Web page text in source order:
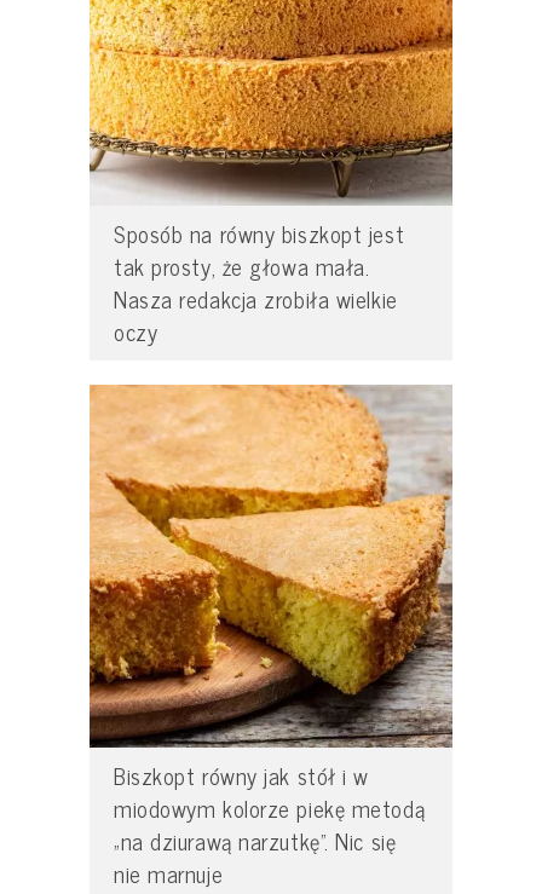
Sposób na równy biszkopt jest
tak prosty, że głowa mała.
Nasza redakcja zrobiła wielkie
oczy
Biszkopt równy jak stół i w
miodowym kolorze piekę metodą
„na dziurawą narzutkę”. Nic się
nie marnuje